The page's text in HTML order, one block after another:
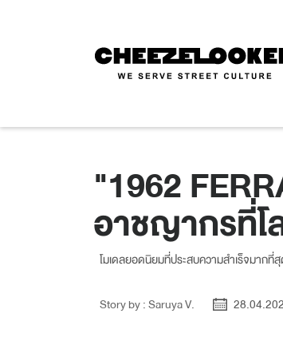
"1962
อาชญากรที่
โมเดลยอดนิยมที่ประสบความสำเร็จมากที่
Story by : Saruya V.